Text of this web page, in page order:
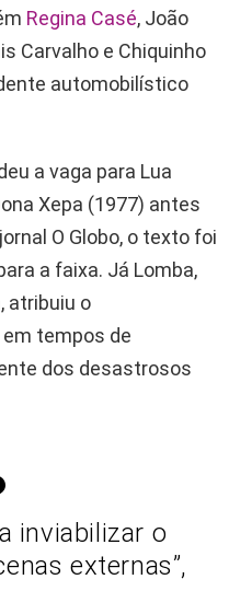
Regina Casé, João
Carvalho e Chiquinho
automobilístico
a vaga para Lua
Xepa (1977) antes
O Globo, o texto foi
a faixa. Já Lomba,
atribuiu o
tempos de
dos desastrosos
inviabilizar o
externas”,